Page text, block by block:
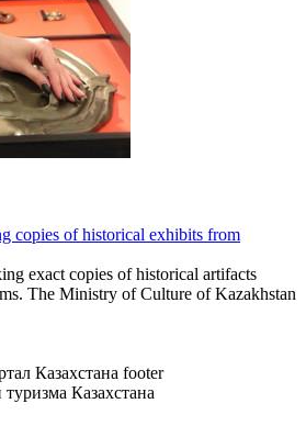
copies of historical exhibits from
exact copies of historical artifacts
The Ministry of Culture of Kazakhstan
Казахстана